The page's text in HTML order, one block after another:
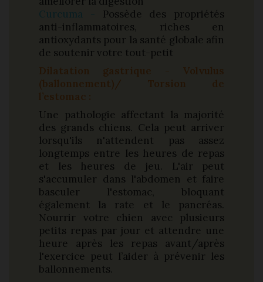
Curcuma -
Possède des propriétés
anti-inflammatoires, riches en
antioxydants pour la santé globale afin
de soutenir votre tout-petit
Dilatation gastrique - Volvulus
(ballonnement)/ Torsion de
l’estomac :
Une pathologie affectant la majorité
des grands chiens. Cela peut arriver
lorsqu'ils n'attendent pas assez
longtemps entre les heures de repas
et les heures de jeu. L'air peut
s'accumuler dans l'abdomen et faire
basculer l'estomac, bloquant
également la rate et le pancréas.
Nourrir votre chien avec plusieurs
petits repas par jour et attendre une
heure après les repas avant/après
l'exercice peut l’aider à prévenir les
ballonnements.